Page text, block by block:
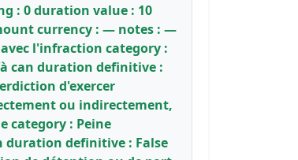
: 0 duration value : 10
currency : — notes : —
l'infraction category :
can duration definitive :
d'exercer
ou indirectement,
category : Peine
duration definitive : False